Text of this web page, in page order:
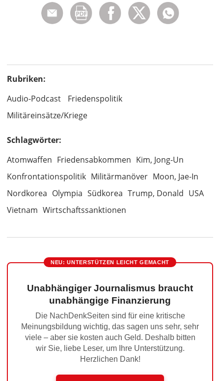
Rubriken:
Audio-Podcast
Friedenspolitik
Militäreinsätze/Kriege
Schlagwörter:
Atomwaffen Friedensabkommen Kim, Jong-Un
Konfrontationspolitik Militärmanöver Moon, Jae-In
Nordkorea Olympia Südkorea Trump, Donald USA
Vietnam Wirtschaftssanktionen
NEU: UNTERSTÜTZEN LEICHT GEMACHT
Unabhängiger Journalismus braucht
unabhängige Finanzierung
Die NachDenkSeiten sind für eine kritische
Meinungsbildung wichtig, das sagen uns sehr, sehr
viele – aber sie kosten auch Geld. Deshalb bitten
wir Sie, liebe Leser, um Ihre Unterstützung.
Herzlichen Dank!